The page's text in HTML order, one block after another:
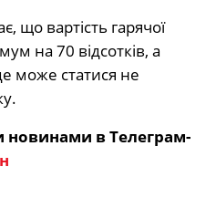
що вартість гарячої
на 70 відсотків, а
може статися не
новинами в Телеграм-